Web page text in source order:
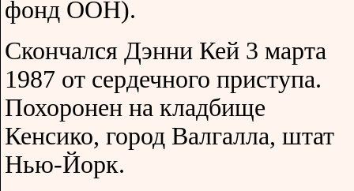
фонд ООН).
Скончался Дэнни Кей 3 марта
1987 от сердечного приступа.
Похоронен на кладбище
Кенсико, город Валгалла, штат
Нью-Йорк.